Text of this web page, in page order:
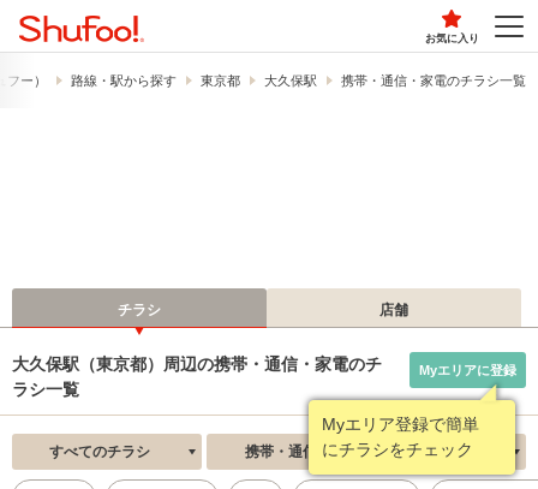
お気に入り
ー） 路線・駅から探す 東京都 大久保駅 携帯・通信・家電のチラシ一覧
チラシ 店舗
大久保駅（東京都）周辺の携帯・通信・家電のチ
ラシ一覧
Myエリア登録で簡単
にチラシをチェック
Myエリアに登録
すべてのチラシ 携帯・通信・家電 新着順